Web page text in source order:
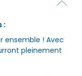
:
ensemble ! Avec
pleinement